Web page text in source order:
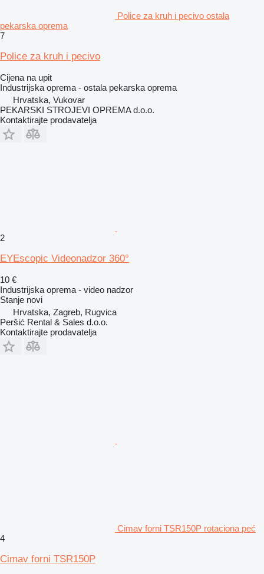
Police za kruh i pecivo ostala
pekarska oprema
7
Police za kruh i pecivo
Cijena na upit
Industrijska oprema - ostala pekarska oprema
Hrvatska, Vukovar
PEKARSKI STROJEVI OPREMA d.o.o.
Kontaktirajte prodavatelja
2
EYEscopic Videonadzor 360°
10 €
Industrijska oprema - video nadzor
Stanje novi
Hrvatska, Zagreb, Rugvica
Peršić Rental & Sales d.o.o.
Kontaktirajte prodavatelja
Cimav forni TSR150P rotaciona peć
4
Cimav forni TSR150P